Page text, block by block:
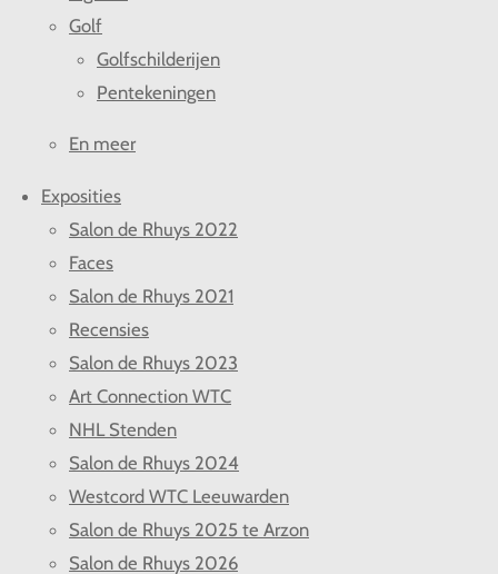
Golf
Golfschilderijen
Pentekeningen
En meer
Exposities
Salon de Rhuys 2022
Faces
Salon de Rhuys 2021
Recensies
Salon de Rhuys 2023
Art Connection WTC
NHL Stenden
Salon de Rhuys 2024
Westcord WTC Leeuwarden
Salon de Rhuys 2025 te Arzon
Salon de Rhuys 2026